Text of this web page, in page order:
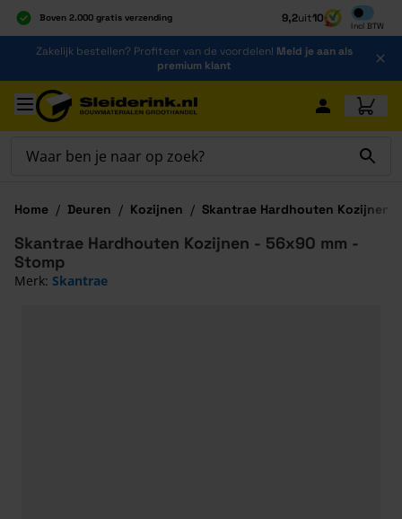
Boven 2.000 gratis verzending
Al 40 jaar dé specialist
Alles onder één dak
9,2uit10
Incl BTW
Inclusief
Ga naar de inhoud
Zakelijk bestellen? Profiteer van de voordelen! Meld je aan als
premium klant
Ga naar hoofdinhoud
Home / Deuren / Kozijnen / Skantrae Hardhouten Kozijnen
Skantrae Hardhouten Kozijnen - 56x90 mm -
Stomp
Merk: Skantrae